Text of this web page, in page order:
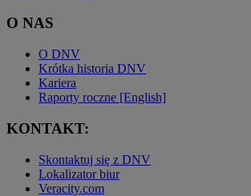
O NAS
O DNV
Krótka historia DNV
Kariera
Raporty roczne [English]
KONTAKT:
Skontaktuj się z DNV
Lokalizator biur
Veracity.com